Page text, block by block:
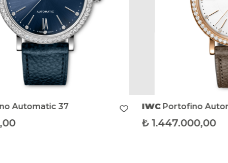
IWCPortofino Automatic Moon Phase
₺1.447.000,00
IWCPortofino Automatic Day & Night
₺